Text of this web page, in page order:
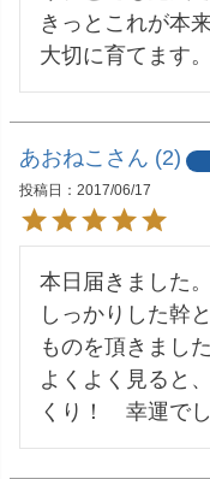
きっとこれが本
大切に育てます。
あおねこ 2
投稿日
2017/06/17
本日届きました。
しっかりした幹
ものを頂きました
よくよく見ると
くり！　幸運で